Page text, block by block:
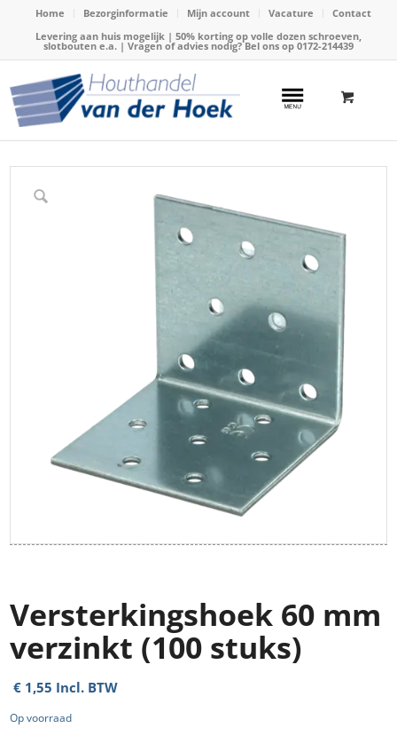
Home Bezorginformatie Mijn account Vacature
Contact
Levering aan huis mogelijk | 50% korting op volle dozen schroeven,
slotbouten e.a. | Vragen of advies nodig? Bel ons op 0172-214439
Home / Webshop / Verbindingsstukken / Versterkingshoeken
Versterkingshoek mm verzinkt (stuks)
Versterkingshoek 60 mm
verzinkt (100 stuks)
€ 1,55 Incl. BTW
Op voorraad